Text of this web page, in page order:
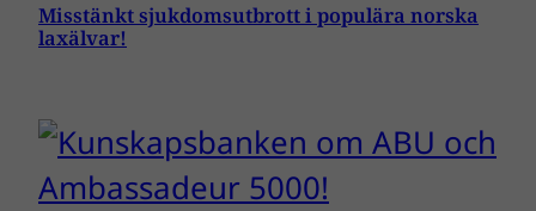
Misstänkt sjukdomsutbrott i populära norska
laxälvar!